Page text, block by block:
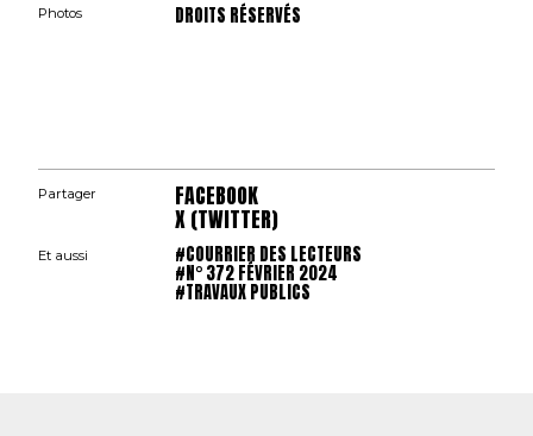
Photos DROITS RÉSERVÉS
Partager FACEBOOK
X (TWITTER)
Et aussi #COURRIER DES LECTEURS
#N° 372 FÉVRIER 2024
#TRAVAUX PUBLICS